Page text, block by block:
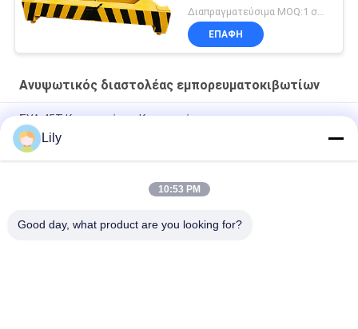
εμπορευματοκιβωτίων
ανυψωτικών
Διαπραγματεύσιμα MOQ:1 σύνολο
ΕΠΑΦΉ
Ανυψωτικός διαστολέας εμπορευματοκιβωτίων
ΣΥΛ 45Τ Κερανοφόρος Κερανοφόρος
Ημι αυτόματος διαστολέας εμπορευματοκιβωτίων 20 πόδια
40 πόδια εμπορευματοκιβωτίων
Τηλεσκοπικό υδραυλικό ηλεκτρικό εμπορευματοκιβώτιο
Lily
10:53 PM
Good day, what product are you looking for?